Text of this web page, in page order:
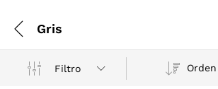
Gris
Filtro